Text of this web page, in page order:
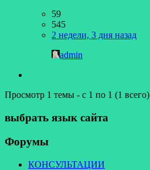
59
545
2 недели, 3 дня назад
admin
Просмотр 1 темы - с 1 по 1 (1 всего)
выбрать язык сайта
Форумы
КОНСУЛЬТАЦИИ